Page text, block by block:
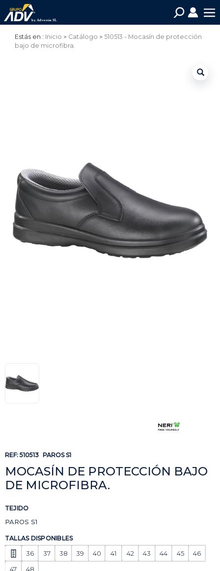
Estás en : Inicio Catálogo
510513 - Mocasín de protección
bajo de microfibra.
REF:510513 PAROS S1
MOCASÍN DE PROTECCIÓN BAJO
DE MICROFIBRA.
TEJIDO
PAROS S1
TALLAS DISPONIBLES
36 37 38 39 40 41 42 43 44 45
46
47
48